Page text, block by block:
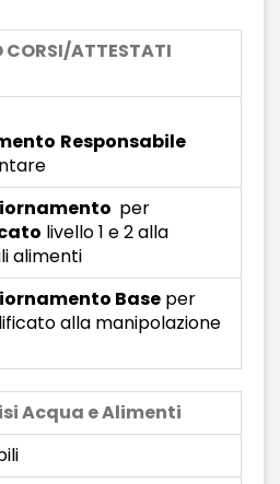
CORSI/ATTESTATI
Responsabile
per
livello 1 e 2 alla
alimenti
Base per
alla manipolazione
Acqua e Alimenti